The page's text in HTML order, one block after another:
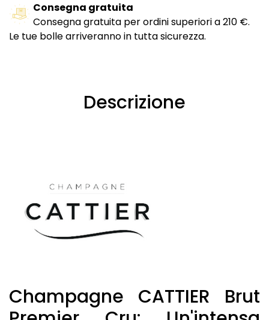
Consegna gratuita
Consegna gratuita per ordini superiori a 210 €.
Le tue bolle arriveranno in tutta sicurezza.
Descrizione
Champagne CATTIER Brut